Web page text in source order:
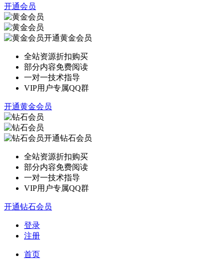
开通会员
开通黄金会员
全站资源折扣购买
部分内容免费阅读
一对一技术指导
VIP用户专属QQ群
开通黄金会员
开通钻石会员
全站资源折扣购买
部分内容免费阅读
一对一技术指导
VIP用户专属QQ群
开通钻石会员
登录
注册
首页